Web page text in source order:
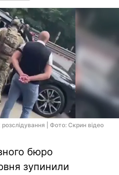
| Фото: Скрин відео
бюро
зупинили